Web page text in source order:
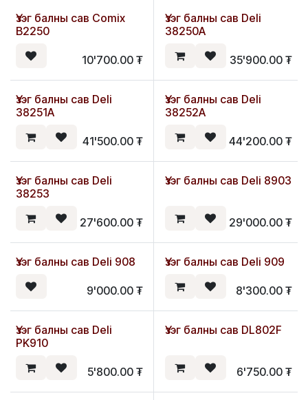
Үзэг балны сав Comix
B2250
10'700.00₮
Үзэг балны сав Deli
38250A
35'900.00₮
Үзэг балны сав Deli
38251A
41'500.00₮
Үзэг балны сав Deli
38252A
44'200.00₮
Үзэг балны сав Deli
38253
27'600.00₮
Үзэг балны сав Deli 8903
29'000.00₮
Үзэг балны сав Deli 908
9'000.00₮
Үзэг балны сав Deli 909
8'300.00₮
Үзэг балны сав Deli
PK910
5'800.00₮
Үзэг балны сав DL802F
6'750.00₮